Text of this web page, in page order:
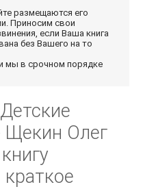
размещаются его
Приносим свои
если Ваша книга
без Вашего на то
мы в срочном порядке
Щекин Олег